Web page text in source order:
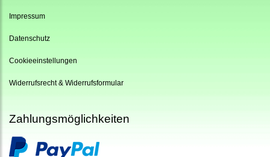
Impressum
Datenschutz
Cookieeinstellungen
Widerrufsrecht & Widerrufsformular
Zahlungsmöglichkeiten